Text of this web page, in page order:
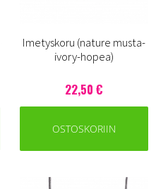
Imetyskoru (nature musta-
ivory-hopea)
22,50 €
OSTOSKORIIN